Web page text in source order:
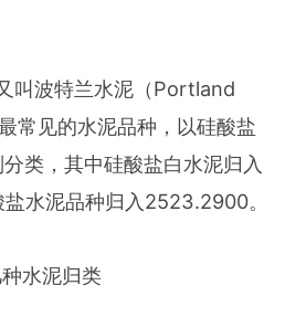
叫波特兰水泥（Portland
常见的水泥品种，以硅酸盐
类，其中硅酸盐白水泥归入
水泥品种归入2523.2900。